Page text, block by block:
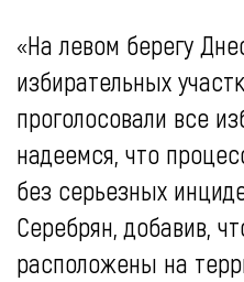
«На левом берегу
избирательных
проголосовали все
надеемся, что
без серьезных
Серебрян, добавив,
расположены на